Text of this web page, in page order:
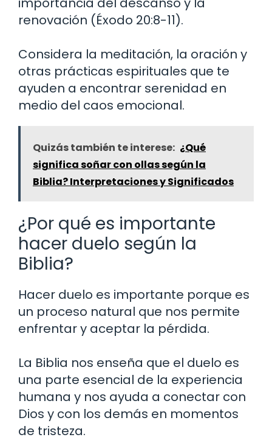
renovación (Éxodo 20:8-11).
Considera la meditación, la oración y
otras prácticas espirituales que te
ayuden a encontrar serenidad en
medio del caos emocional.
Quizás también te interese: ¿Qué
significa soñar con ollas según la
Biblia? Interpretaciones y Significados
¿Por qué es importante
hacer duelo según la
Biblia?
Hacer duelo es importante porque es
un proceso natural que nos permite
enfrentar y aceptar la pérdida.
La Biblia nos enseña que el duelo es
una parte esencial de la experiencia
humana y nos ayuda a conectar con
Dios y con los demás en momentos
de tristeza.